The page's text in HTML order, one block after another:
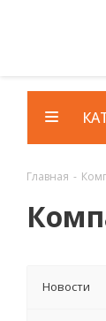
Главная -
Новости